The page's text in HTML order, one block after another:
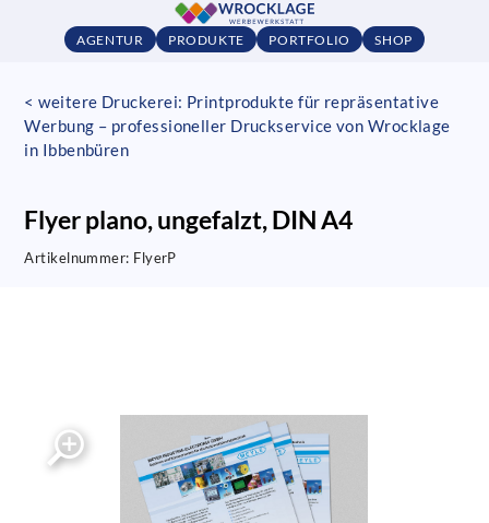
AGENTUR PRODUKTE PORTFOLIO SHOP
< weitere Druckerei: Printprodukte für repräsentative
Werbung – professioneller Druckservice von Wrocklage
in Ibbenbüren
Flyer plano, ungefalzt, DIN A4
Artikelnummer: FlyerP